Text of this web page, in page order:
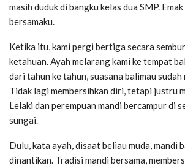
masih duduk di bangku kelas dua SMP.
bersamaku.
Ketika itu, kami pergi bertiga secara
ketahuan. Ayah melarang kami ke tempat
dari tahun ke tahun, suasana balimau sudah
Tidak lagi membersihkan diri, tetapi justru
Lelaki dan perempuan mandi bercampur di
sungai.
Dulu, kata ayah, disaat beliau muda, mandi
dinantikan. Tradisi mandi bersama,